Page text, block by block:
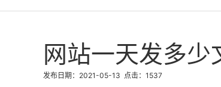
网站一天发多少
发布日期：2021-05-13 点击：1537